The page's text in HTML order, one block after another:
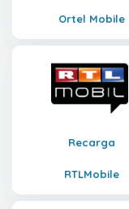
Ortel Mobile
Recarga
RTLMobile